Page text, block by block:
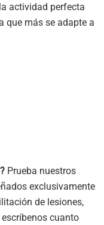
actividad perfecta
que más se adapte a
Prueba nuestros
exclusivamente
de lesiones,
cuanto